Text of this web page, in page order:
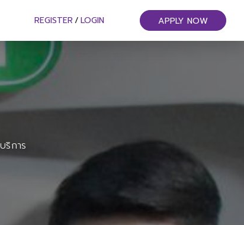
REGISTER / LOGIN APPLY NOW
ริการ